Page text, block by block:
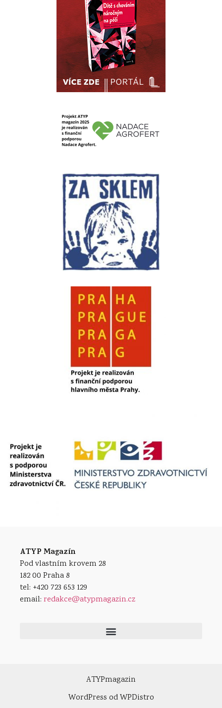
ATYP Magazín
Pod vlastním krovem 28
182 00 Praha 8
tel: +420 723 653 129
email: redakce@atypmagazin.cz
ATYPmagazin
WordPress od WPDistro